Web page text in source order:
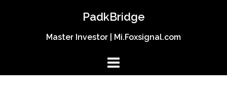
PadkBridge
Master Investor | Mi.Foxsignal.com